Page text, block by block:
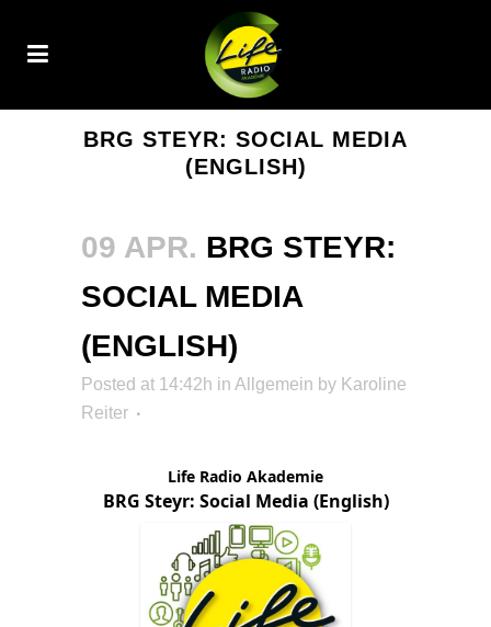
BRG STEYR: SOCIAL MEDIA
(ENGLISH)
09 APR. BRG STEYR:
SOCIAL MEDIA
(ENGLISH)
Posted at 14:42h in Allgemein by Karoline
Reiter